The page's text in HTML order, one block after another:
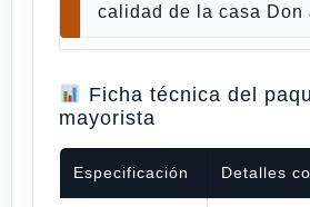
calidad de la casa Don
Ficha técnica del
mayorista
Especificación Detalles